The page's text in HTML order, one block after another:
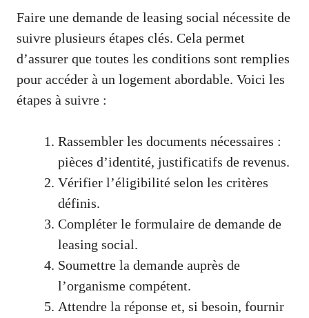
Faire une demande de leasing social nécessite de
suivre plusieurs étapes clés. Cela permet
d’assurer que toutes les conditions sont remplies
pour accéder à un logement abordable. Voici les
étapes à suivre :
Rassembler les documents nécessaires :
pièces d’identité, justificatifs de revenus.
Vérifier l’éligibilité selon les critères
définis.
Compléter le formulaire de demande de
leasing social.
Soumettre la demande auprès de
l’organisme compétent.
Attendre la réponse et, si besoin, fournir